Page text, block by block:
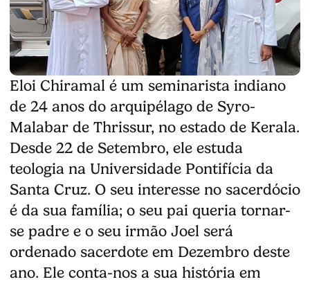
Eloi Chiramal é um seminarista indiano
de 24 anos do arquipélago de Syro-
Malabar de Thrissur, no estado de Kerala.
Desde 22 de Setembro, ele estuda
teologia na Universidade Pontifícia da
Santa Cruz. O seu interesse no sacerdócio
é da sua família; o seu pai queria tornar-
se padre e o seu irmão Joel será
ordenado sacerdote em Dezembro deste
ano. Ele conta-nos a sua história em